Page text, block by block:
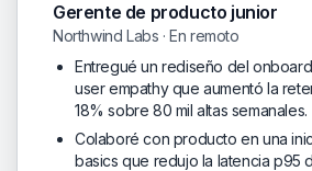
Gerente de producto junior
Northwind Labs · En remoto
Entregué un rediseño del
user empathy que aumentó la
18% sobre 80 mil altas semanales.
Colaboré con producto en una
basics que redujo la latencia p95